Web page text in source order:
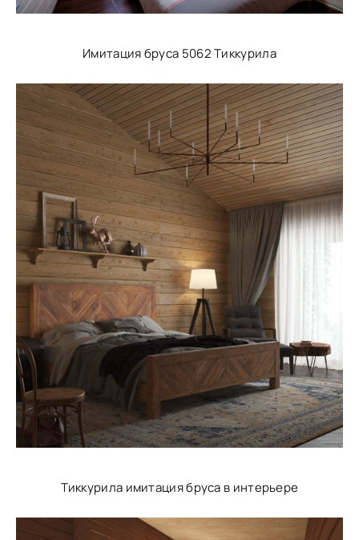
Имитация бруса 5062 Тиккурила
Тиккурила имитация бруса в интерьере